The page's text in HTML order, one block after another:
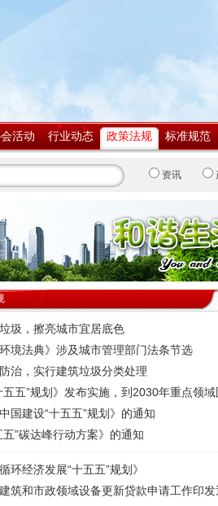
活动 行业动态 政策法规 标准规范
资讯
圾，擦亮城市宜居底色
境法典》涉及城市管理部门法条节选
治，实行建筑垃圾分类处理
五五”规划》发布实施，到2030年重点领域
国建设“十五五”规划》的通知
”碳达峰行动方案》的通知
环经济发展“十五五”规划》
筑和市政领域设备更新贷款申请工作印发